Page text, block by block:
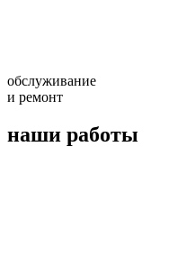
обслуживание
и ремонт
наши работы